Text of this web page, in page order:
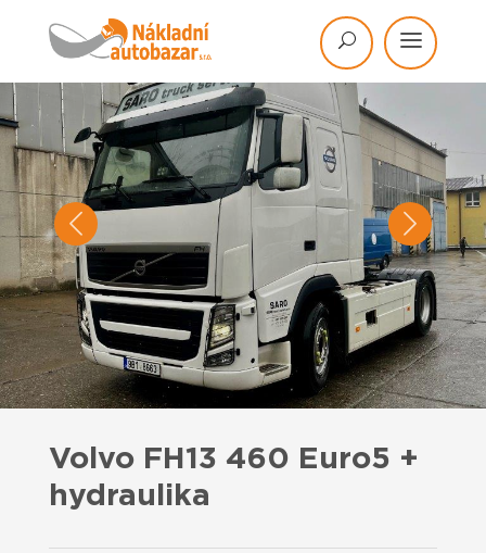
Volvo FH13 460 Euro5 +
hydraulika